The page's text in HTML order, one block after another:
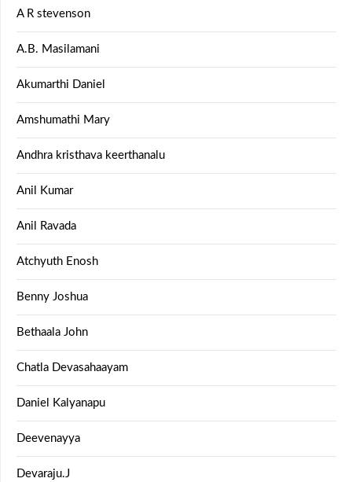
A R stevenson
A.B. Masilamani
Akumarthi Daniel
Amshumathi Mary
Andhra kristhava keerthanalu
Anil Kumar
Anil Ravada
Atchyuth Enosh
Benny Joshua
Bethaala John
Chatla Devasahaayam
Daniel Kalyanapu
Deevenayya
Devaraju.J